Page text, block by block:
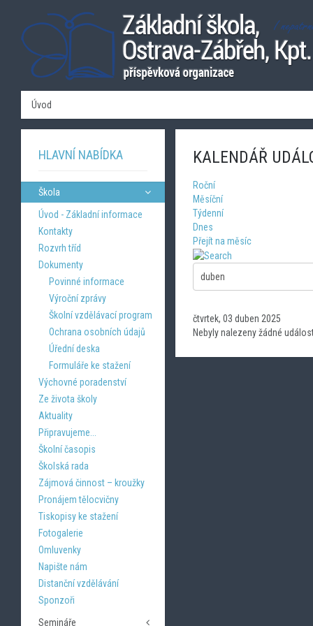
Úvod
KALENDÁŘ
Roční
Měsíční
Týdenní
Dnes
Přejít na měsíc
čtvrtek, 03 duben 2025
Nebyly nalezeny žádné
HLAVNÍ NABÍDKA
Škola
Úvod - Základní informace
Kontakty
Rozvrh tříd
Dokumenty
Povinné informace
Výroční zprávy
Školní vzdělávací program
Ochrana osobních údajů
Úřední deska
Formuláře ke stažení
Výchovné poradenství
Ze života školy
Aktuality
Připravujeme...
Školní časopis
Školská rada
Zájmová činnost – kroužky
Pronájem tělocvičny
Tiskopisy ke stažení
Fotogalerie
Omluvenky
Napište nám
Distanční vzdělávání
Sponzoři
Semináře